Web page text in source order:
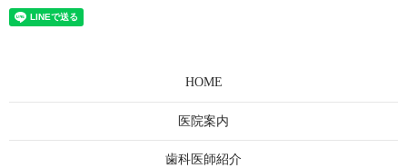
HOME
医院案内
歯科医師紹介